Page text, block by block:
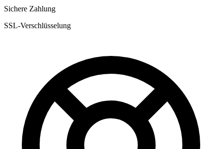
Sichere Zahlung
SSL-Verschlüsselung